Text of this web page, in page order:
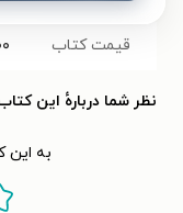
قیمت کتاب
نظر شما دربارهٔ این
به این